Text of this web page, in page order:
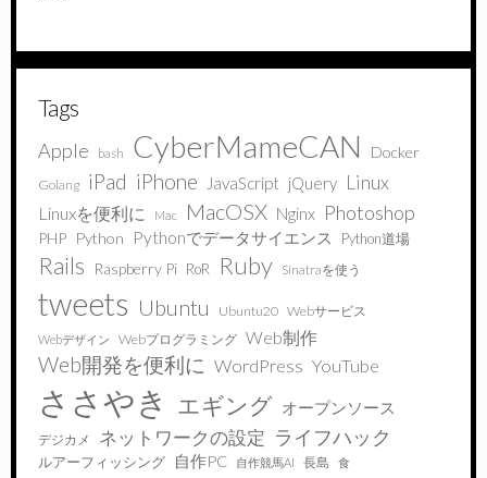
Tags
Apple bash CyberMameCAN Docker
Golang iPad iPhone JavaScript jQuery Linux
Linuxを便利に Mac MacOSX Nginx Photoshop
PHP Python Pythonでデータサイエンス Python道場
Rails Raspberry Pi RoR Ruby Sinatraを使う
tweets Ubuntu Ubuntu20 Webサービス
Webデザイン Webプログラミング Web制作
Web開発を便利に WordPress YouTube
ささやき エギング オープンソース
デジカメ ネットワークの設定 ライフハック
ルアーフィッシング 自作PC 自作競馬AI 長島 食